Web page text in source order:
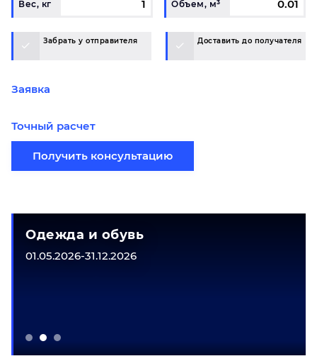
Вес, кг Объем, м³
Забрать у отправителя Доставить до получателя
Заявка
Точный расчет
Получить консультацию
Одежда и обувь
01.05.2026-31.12.2026